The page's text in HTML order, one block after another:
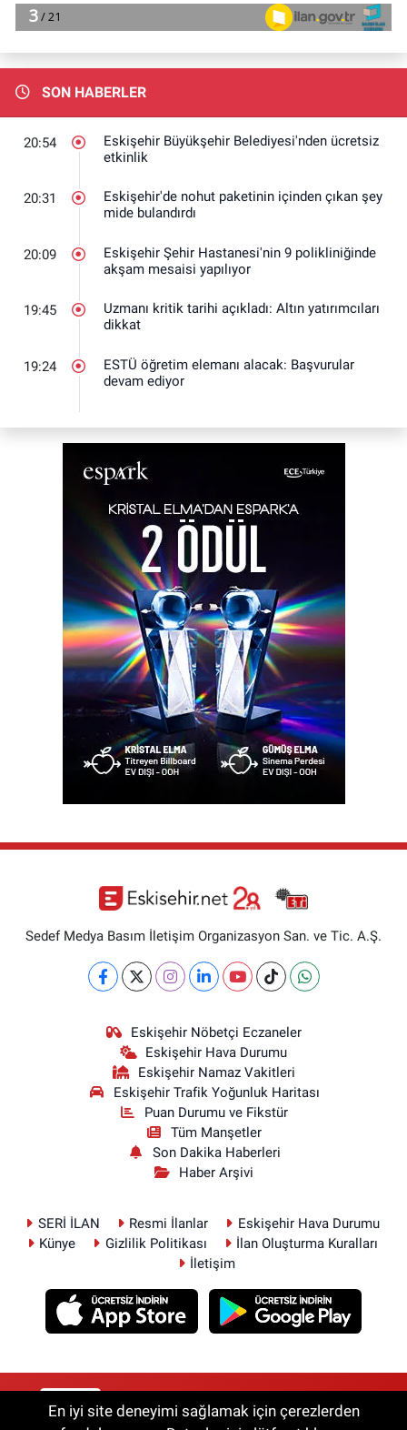
SON HABERLER
20:54
Eskişehir Büyükşehir Belediyesi'nden ücretsiz
etkinlik
20:31
Eskişehir'de nohut paketinin içinden çıkan şey
mide bulandırdı
20:09
Eskişehir Şehir Hastanesi'nin 9 polikliniğinde
akşam mesaisi yapılıyor
19:45
Uzmanı kritik tarihi açıkladı: Altın yatırımcıları
dikkat
19:24
ESTÜ öğretim elemanı alacak: Başvurular
devam ediyor
Sedef Medya Basım İletişim Organizasyon San. ve Tic. A.Ş.
Eskişehir Nöbetçi Eczaneler
Eskişehir Hava Durumu
Eskişehir Namaz Vakitleri
Eskişehir Trafik Yoğunluk Haritası
Puan Durumu ve Fikstür
Tüm Manşetler
Son Dakika Haberleri
Haber Arşivi
SERİ İLAN Resmi İlanlar
Eskişehir Hava Durumu
Künye
Gizlilik Politikası
İlan Oluşturma Kuralları
İletişim
RSS Copyright © 2026. Her hakkı saklıdır.
En iyi site deneyimi sağlamak için çerezlerden